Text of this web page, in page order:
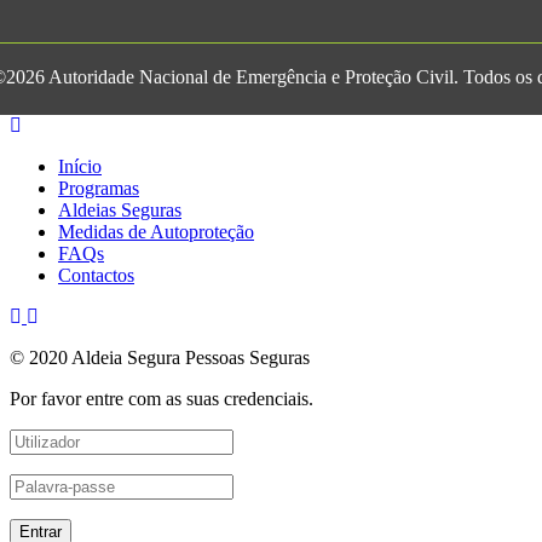
Autoridade Nacional de Emergência e Proteção Civil. Todos os
Início
Programas
Aldeias Seguras
Medidas de Autoproteção
FAQs
Contactos
© 2020 Aldeia Segura Pessoas Seguras
Por favor entre com as suas credenciais.